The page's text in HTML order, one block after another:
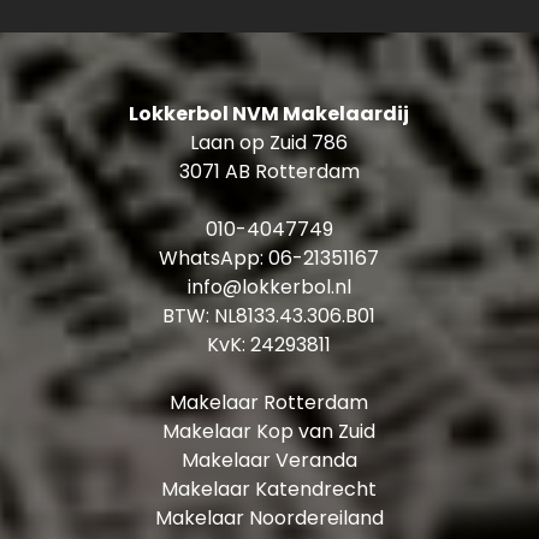
2e verdieping: overloop ± 10 m² met
wasmachine- en drogeraansluiting en
opstelling CV-combiketel
Slaapkamer IV: ± 6 m² voorzien van een
dakkapel
Slaapkamer V: ± 6 m² voorzien van een
dakkapel, voorzien van een wastafel
Vliering
Kenmerken en bijzonderheden:
Bouwjaar: 1979
Woonoppervlakte: ± 126 m²
Perceeloppervlakte: 137 m²
Achtertuin: ± 51 m² met schuur ± 6 m²
Verwarming en warm water: CV-combiketel
(bouwjaar 2018)
Lokkerbol NVM Makelaardij
Laan op Zuid 786
3071 AB Rotterdam
010-4047749
WhatsApp:06-21351167
info@lokkerbol.nl
BTW: NL8133.43.306.B01
KvK: 24293811
Makelaar Rotterdam
Makelaar Kop van Zuid
Makelaar Veranda
Makelaar Katendrecht
Makelaar Noordereiland